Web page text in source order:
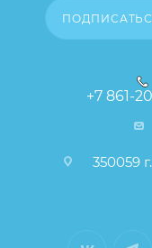
+7 861-
350059